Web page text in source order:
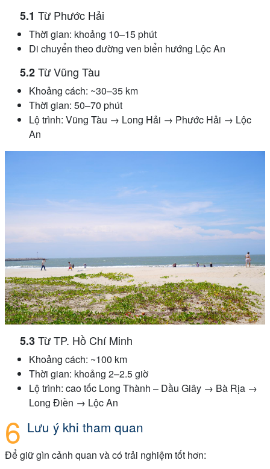
Từ Phước Hải
Thời gian: khoảng 10–15 phút
Di chuyển theo đường ven biển hướng Lộc An
Từ Vũng Tàu
Khoảng cách: ~30–35 km
Thời gian: 50–70 phút
Lộ trình: Vũng Tàu → Long Hải → Phước Hải → Lộc
An
Từ TP. Hồ Chí Minh
Khoảng cách: ~100 km
Thời gian: khoảng 2–2.5 giờ
Lộ trình: cao tốc Long Thành – Dầu Giây → Bà Rịa →
Long Điền → Lộc An
Lưu ý khi tham quan
Để giữ gìn cảnh quan và có trải nghiệm tốt hơn: